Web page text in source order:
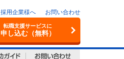
採用企業様へ お問い合わせ
転職支援サービスに
申し込む（無料）